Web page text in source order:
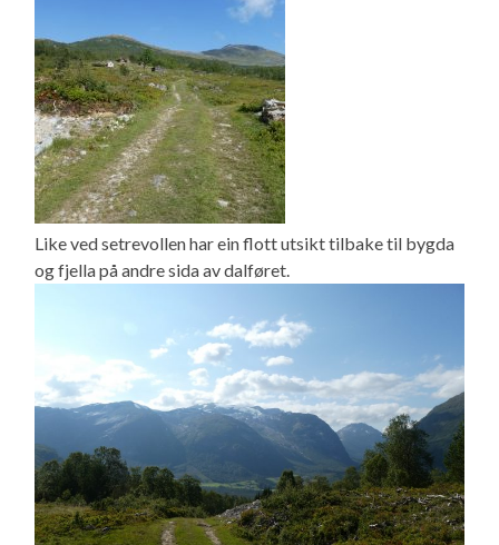
Like ved setrevollen har ein flott utsikt tilbake til bygda
og fjella på andre sida av dalføret.